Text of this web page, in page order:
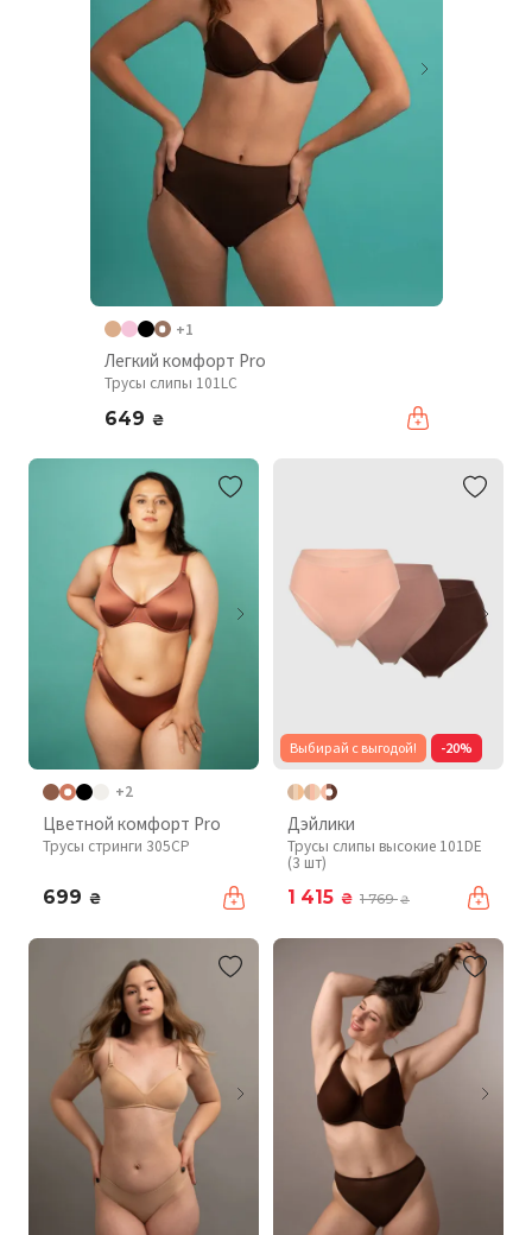
+1
Легкий комфорт Pro
Трусы слипы 101LC
649 ₴
+2
Цветной комфорт Pro
Трусы стринги 305CP
699 ₴
Выбирай с выгодой! -20%
Дэйлики
Трусы слипы высокие 101DE
(3 шт)
1 415 ₴ 1 769₴